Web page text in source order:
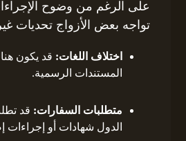
على الرغم من وضوح
تواجه بعض الأزواج تحديات
اختلاف اللغات: قد يكون
المستندات الرسمية.
متطلبات السفارات: قد
الدول شهادات أو إجراءات